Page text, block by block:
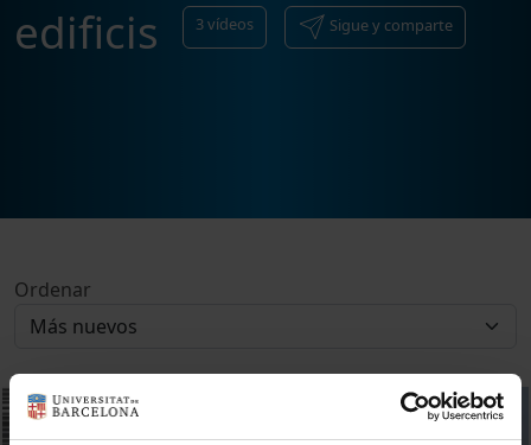
edificis 3vídeos Sigue y comparte
Ordenar